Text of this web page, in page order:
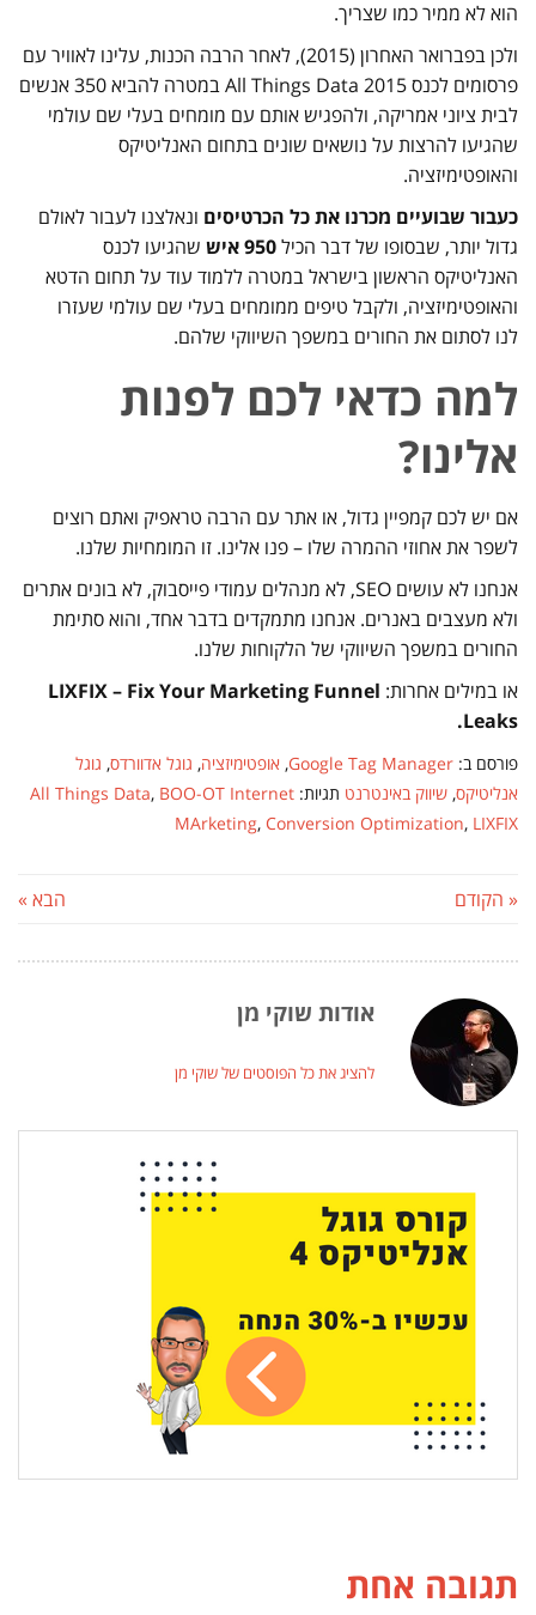
הוא לא ממיר כמו שצריך.
ולכן בפברואר האחרון (2015), לאחר הרבה הכנות, עלינו לאוויר עם
פרסומים לכנס All Things Data 2015 במטרה להביא 350 אנשים
לבית ציוני אמריקה, ולהפגיש אותם עם מומחים בעלי שם עולמי
שהגיעו להרצות על נושאים שונים בתחום האנליטיקס
והאופטימיזציה.
כעבור שבועיים מכרנו את כל הכרטיסים ונאלצנו לעבור לאולם
גדול יותר, שבסופו של דבר הכיל
שהגיעו לכנס
האנליטיקס הראשון בישראל במטרה ללמוד עוד על תחום הדטא
והאופטימיזציה, ולקבל טיפים ממומחים בעלי שם עולמי שעזרו
לנו לסתום את החורים במשפך השיווקי שלהם.
למה כדאי לכם לפנות
אלינו?
אם יש לכם קמפיין גדול, או אתר עם הרבה טראפיק ואתם רוצים
לשפר את אחוזי ההמרה שלו – פנו אלינו. זו המומחיות שלנו.
אנחנו לא עושים SEO, לא מנהלים עמודי פייסבוק, לא בונים אתרים
ולא מעצבים באנרים. אנחנו מתמקדים בדבר אחד, והוא סתימת
החורים במשפך השיווקי של הלקוחות שלנו.
או במילים אחרות: LIXFIX – Fix Your Marketing Funnel
Leaks.
פורסם ב: Google Tag Manager
, אופטימיזציה, גוגל אדוורדס, גוגל
אנליטיקס, שיווק באינטרנט תגיות: All Things Data, BOO-OT Internet
MArketing, Conversion Optimization, LIXFIX
« הקודם הבא »
אודות שוקי מן
להציג את כל הפוסטים של שוקי מן
תגובה אחת